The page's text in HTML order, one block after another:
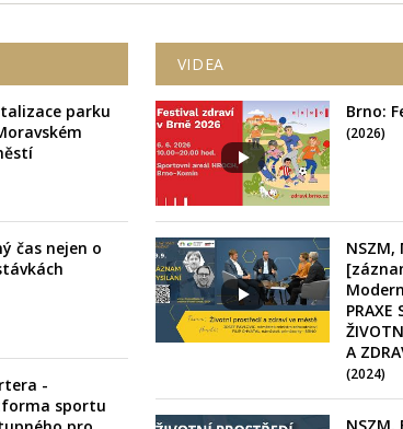
parku
čas nejen o
-
sportu
VIDEA
Brno:
(2026)
NSZM,
PRAXE
A
(2024)